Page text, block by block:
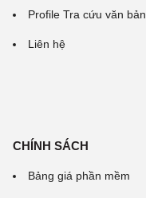
Profile Tra cứu văn bản
Liên hệ
CHÍNH SÁCH
Bảng giá phần mềm